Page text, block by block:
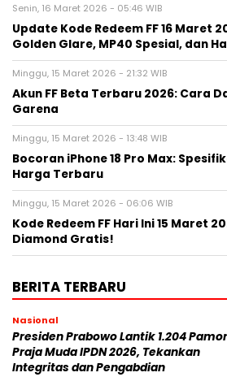
Senin, 16 Maret 2026 - 05:46 WIB
Update Kode Redeem FF 16 Maret
Golden Glare, MP40 Spesial, dan
Minggu, 15 Maret 2026 - 21:32 WIB
Akun FF Beta Terbaru 2026: Cara
Garena
Minggu, 15 Maret 2026 - 13:48 WIB
Bocoran iPhone 18 Pro Max:
Harga Terbaru
Minggu, 15 Maret 2026 - 06:06 WIB
Kode Redeem FF Hari Ini 15 Maret
Diamond Gratis!
BERITA TERBARU
Nasional
Presiden Prabowo Lantik 1.204
Praja Muda IPDN 2026, Tekankan
Integritas dan Pengabdian